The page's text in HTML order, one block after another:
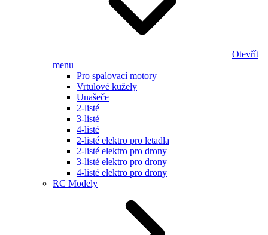
Otevřít
menu
Pro spalovací motory
Vrtulové kužely
Unašeče
2-listé
3-listé
4-listé
2-listé elektro pro letadla
2-listé elektro pro drony
3-listé elektro pro drony
4-listé elektro pro drony
RC Modely